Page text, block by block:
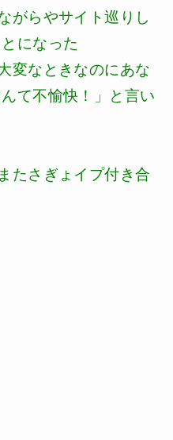
がらやサイト巡りし
になった
変なときなのにあな
て不愉快！」と言い
たさぎょイプ付き合